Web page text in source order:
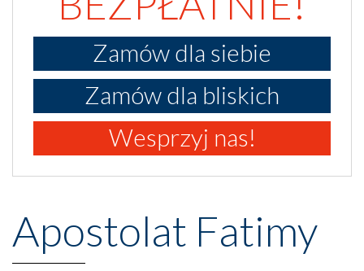
Zamów dla siebie
Zamów dla bliskich
Wesprzyj nas!
Apostolat Fatimy